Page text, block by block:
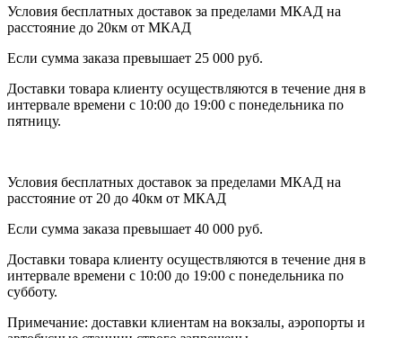
Условия бесплатных доставок за пределами МКАД на
расстояние до 20км от МКАД
Если сумма заказа превышает 25 000 руб.
Доставки товара клиенту осуществляются в течение дня в
интервале времени с 10:00 до 19:00 с понедельника по
пятницу.
Условия бесплатных доставок за пределами МКАД на
расстояние от 20 до 40км от МКАД
Если сумма заказа превышает 40 000 руб.
Доставки товара клиенту осуществляются в течение дня в
интервале времени с 10:00 до 19:00 с понедельника по
субботу.
Примечание: доставки клиентам на вокзалы, аэропорты и